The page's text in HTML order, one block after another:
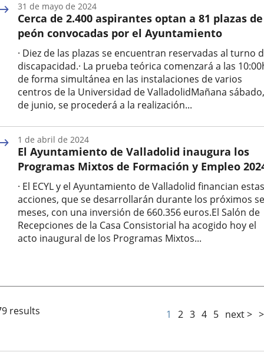
la
noticia
Cerca de 2.400 aspirantes optan a 81 plazas de
peón convocadas por el Ayuntamiento
· Diez de las plazas se encuentran reservadas al turno
discapacidad.· La prueba teórica comenzará a las
de forma simultánea en las instalaciones de varios
centros de la Universidad de ValladolidMañana
de junio, se procederá a la realización...
la
noticia
31 de mayo de 2024
El Ayuntamiento de Valladolid inaugura los
Programas Mixtos de Formación y Empleo
· El ECYL y el Ayuntamiento de Valladolid financian estas
acciones, que se desarrollarán durante los próximos
meses, con una inversión de 660.356 euros.El Salón de
Recepciones de la Casa Consistorial ha acogido hoy el
acto inaugural de los Programas Mixtos...
noticia
1 de abril de 2024
results 1 2 3 4 5 next >